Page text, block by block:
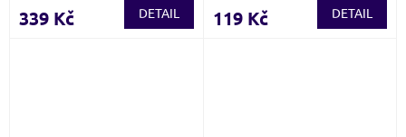
339 Kč DETAIL 119 Kč DETAIL